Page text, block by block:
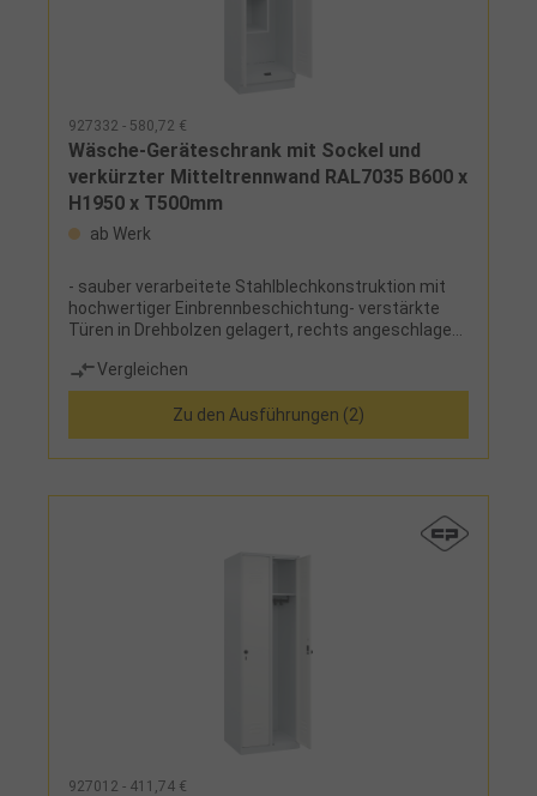
927332 - 580,72 €
Wäsche-Geräteschrank mit Sockel und
verkürzter Mitteltrennwand RAL7035 B600 x
H1950 x T500mm
ab Werk
- sauber verarbeitete Stahlblechkonstruktion mit
hochwertiger Einbrennbeschichtung- verstärkte
Türen in Drehbolzen gelagert, rechts angeschlagen,
Sicherheits-Drehriegel inklusive Türschutz zur
Verwendung eines Vorhangschlosses, mit
Zylinderschloss gegen Mehrpreis- zusätzliche
Lüftungsöffnungen in Boden und Dach- wahlweise
mit Kunststofffüßen oder Sockel aus Stahlblech,
Sockel in RAL 7035 wenn Korpus in RAL 7035, sonst
Vergleichen
Zu den Ausführungen (2)
927012 - 411,74 €